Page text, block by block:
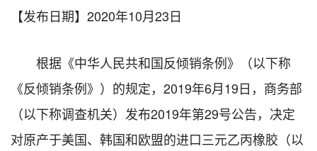
【发布日期】2020年10月23日
根据《中华人民共和国反倾销条例》（以下称
《反倾销条例》）的规定，2019年6月19日，商务部
（以下称调查机关）发布2019年第29号公告，决定
对原产于美国、韩国和欧盟的进口三元乙丙橡胶（以